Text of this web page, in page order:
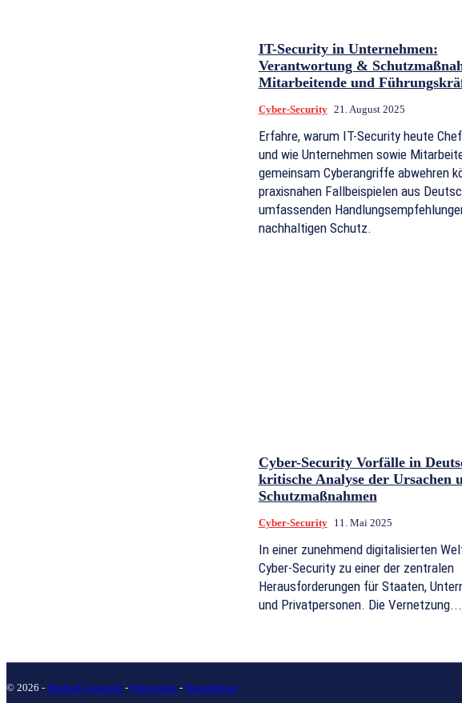
IT-Security in Unternehmen:
Verantwortung &
Mitarbeitende und
Cyber-Security 21. August 2025
Erfahre, warum IT-Security heute
und wie Unternehmen sowie
gemeinsam Cyberangriffe abwehren
praxisnahen Fallbeispielen aus
umfassenden
nachhaltigen Schutz.
Cyber-Security Vorfälle in
kritische Analyse der Ursachen
Schutzmaßnahmen
Cyber-Security 11. Mai 2025
In einer zunehmend digitalisierten
Cyber-Security zu einer der zentralen
Herausforderungen für Staaten,
und Privatpersonen. Die Vernetzung...
© 2026 - DigitalCommand - Impressum - Datenschutz